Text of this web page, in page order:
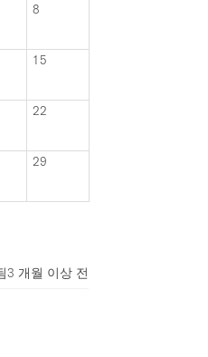
8
15
22
29
3 개월 이상 전